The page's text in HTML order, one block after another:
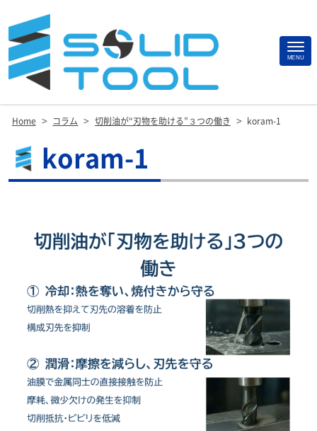
MENU
Home > コラム > 切削油が“刃物を助ける”３つの働き > koram-1
koram-1
Site
Footer